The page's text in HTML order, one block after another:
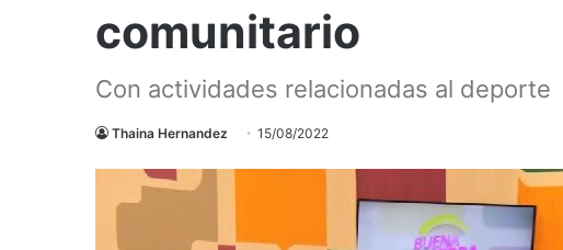
comunitario
Con actividades relacionadas al deporte
Thaina Hernandez 15/08/2022